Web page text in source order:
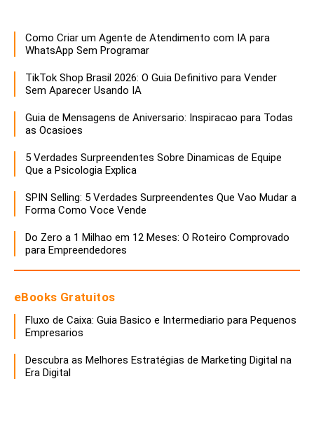
Como Criar um Agente de Atendimento com IA para
WhatsApp Sem Programar
TikTok Shop Brasil 2026: O Guia Definitivo para Vender
Sem Aparecer Usando IA
Guia de Mensagens de Aniversario: Inspiracao para Todas
as Ocasioes
5 Verdades Surpreendentes Sobre Dinamicas de Equipe
Que a Psicologia Explica
SPIN Selling: 5 Verdades Surpreendentes Que Vao Mudar a
Forma Como Voce Vende
Do Zero a 1 Milhao em 12 Meses: O Roteiro Comprovado
para Empreendedores
eBooks Gratuitos
Fluxo de Caixa: Guia Basico e Intermediario para Pequenos
Empresarios
Descubra as Melhores Estratégias de Marketing Digital na
Era Digital